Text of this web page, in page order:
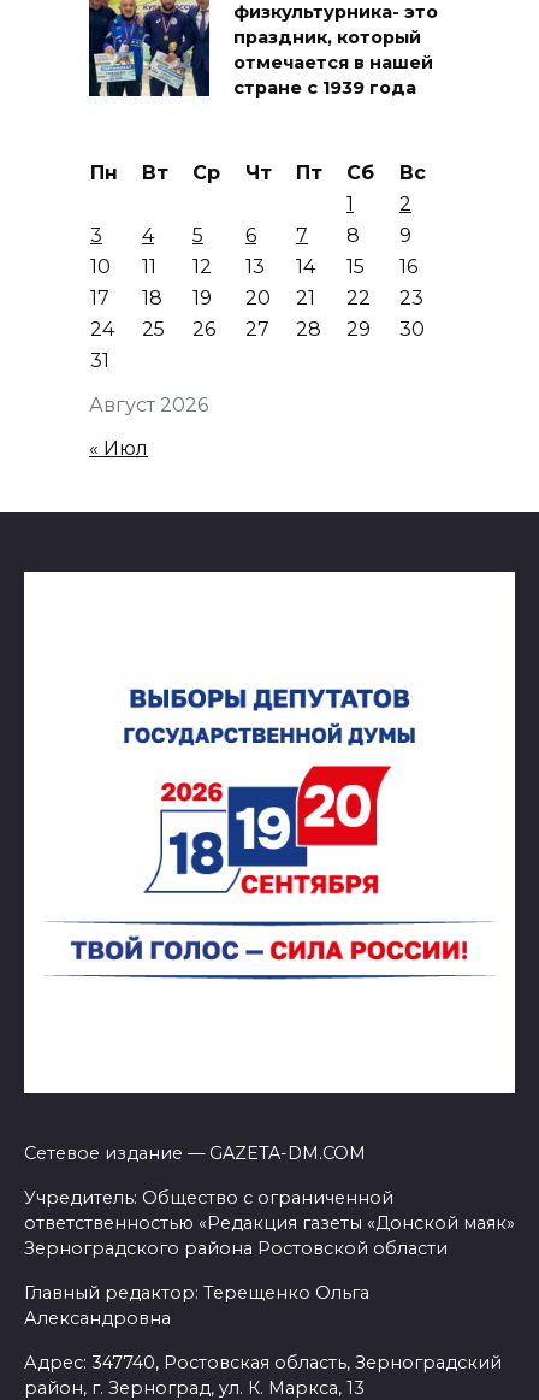
физкультурника- это
праздник, который
отмечается в нашей
стране с 1939 года
Август 2026
Пн Вт Ср Чт Пт Сб
Вс
1
2
3
4 5 6 7 8
9
10
11 12 13 14 15
16
17
18 19 20 21 22
23
24
25 26 27 28 29
30
31
« Июл
Сетевое издание — GAZETA-DM.COM
Учредитель: Общество с ограниченной
ответственностью «Редакция газеты «Донской маяк»
Зерноградского района Ростовской области
Главный редактор: Терещенко Ольга
Александровна
Адрес: 347740, Ростовская область, Зерноградский
район, г. Зерноград, ул. К. Маркса, 13